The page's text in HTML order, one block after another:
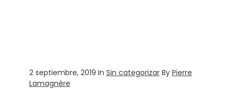
2 septiembre, 2019 In Sin categorizar By Pierre
Lamagnère